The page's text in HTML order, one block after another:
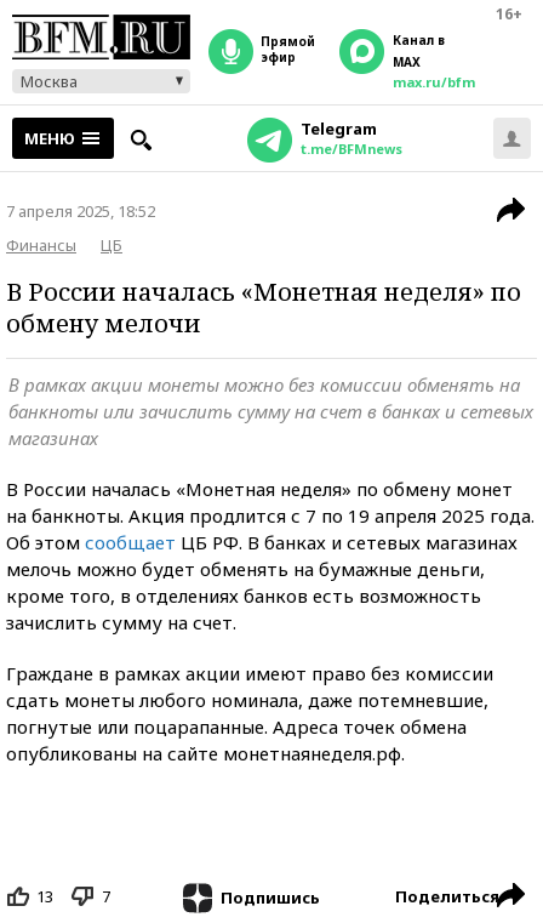
16+
Москва
прямой
эфир
Канал в
MAX
max.ru/bfm
МЕНЮ Telegram
t.me/BFMnews
7 апреля 2025, 18:52
Финансы
ЦБ
В России началась «Монетная неделя» по
обмену мелочи
В рамках акции монеты можно без комиссии обменять на
банкноты или зачислить сумму на счет в банках и сетевых
магазинах
В России началась «Монетная неделя» по обмену монет
на банкноты. Акция продлится с 7 по 19 апреля 2025 года.
Об этом сообщает ЦБ РФ. В банках и сетевых магазинах
мелочь можно будет обменять на бумажные деньги,
кроме того, в отделениях банков есть возможность
зачислить сумму на счет.
Граждане в рамках акции имеют право без комиссии
сдать монеты любого номинала, даже потемневшие,
погнутые или поцарапанные. Адреса точек обмена
опубликованы на сайте монетнаянеделя.рф.
13 7 Подпишись Поделиться